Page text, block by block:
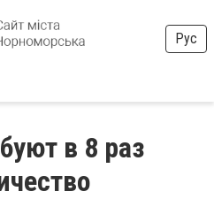
Рус
в 8 раз